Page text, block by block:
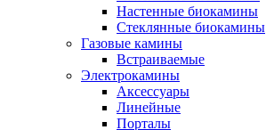
Настенные биокамины
Стеклянные биокамины
Газовые камины
Встраиваемые
Электрокамины
Аксессуары
Линейные
Порталы